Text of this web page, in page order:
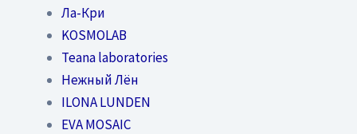
Ла-Кри
KOSMOLAB
Teana laboratories
Нежный Лён
ILONA LUNDEN
EVA MOSAIC